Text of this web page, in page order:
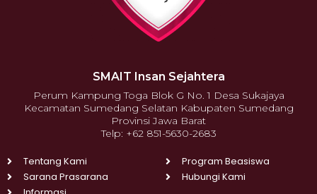
SMAIT Insan Sejahtera
Perum Kampung Toga Blok G No. 1 Desa Sukajaya
Kecamatan Sumedang Selatan Kabupaten Sumedang
Provinsi Jawa Barat
Telp: +62 851-5630-2683
Tentang Kami
Sarana Prasarana
Program Beasiswa
Hubungi Kami